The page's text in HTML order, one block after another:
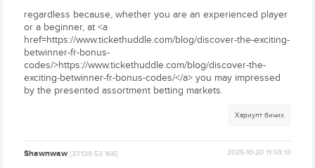
regardless because, whether you are an experienced player
or a beginner, at <a
href=https://www.tickethuddle.com/blog/discover-the-exciting-
betwinner-fr-bonus-
codes/>https://www.tickethuddle.com/blog/discover-the-
exciting-betwinner-fr-bonus-codes/</a> you may impressed
by the presented assortment betting markets.
Хариулт бичих
Shawnwaw[37.139.53.166] 2025-10-20 11:59:13